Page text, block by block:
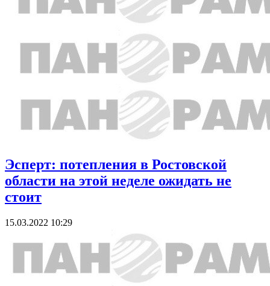
Эсперт: потепления в Ростовской
области на этой неделе ожидать не
стоит
15.03.2022 10:29